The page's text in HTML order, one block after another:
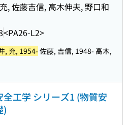
, 佐藤吉信, 高木伸夫, 野口和
<PA26-L2>
, 充, 1954-佐藤, 吉信, 1948- 高木,
全工学 シリーズ1 (物質安
)